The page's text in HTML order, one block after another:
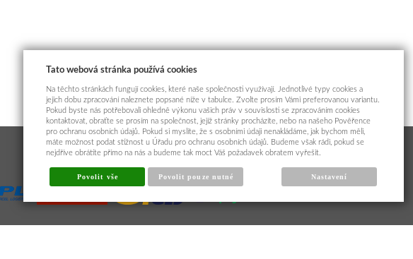
Tato webová stránka používá cookies
Na těchto stránkách fungují cookies, které naše společnosti využívají. Jednotlivé typy cookies a
jejich dobu zpracování naleznete popsané níže v tabulce. Zvolte prosím Vámi preferovanou variantu.
Pokud byste nás potřebovali ohledně výkonu vašich práv v souvislosti se zpracováním cookies
kontaktovat, obraťte se prosím na společnost, jejíž stránky procházíte, nebo na našeho Pověřence
pro ochranu osobních údajů. Pokud si myslíte, že s osobními údaji nenakládáme, jak bychom měli,
máte možnost podat stížnost u Úřadu pro ochranu osobních údajů. Budeme však rádi, pokud se
nejdříve obrátíte přímo na nás a budeme tak moct Váš požadavek obratem vyřešit.
Povolit vše Povolit pouze nutné Nastavení